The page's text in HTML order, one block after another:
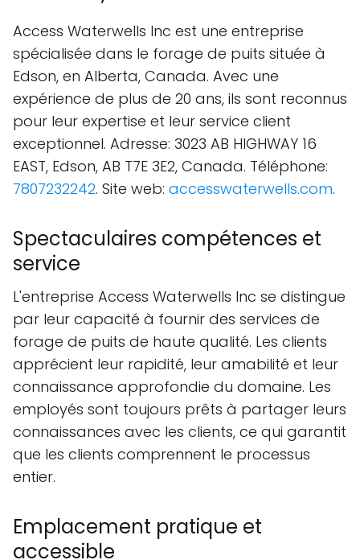
Access Waterwells Inc est une entreprise
spécialisée dans le forage de puits située à
Edson, en Alberta, Canada. Avec une
expérience de plus de 20 ans, ils sont reconnus
pour leur expertise et leur service client
exceptionnel. Adresse: 3023 AB HIGHWAY 16
EAST, Edson, AB T7E 3E2, Canada. Téléphone:
7807232242. Site web: accesswaterwells.com.
Spectaculaires compétences et
service
L'entreprise Access Waterwells Inc se distingue
par leur capacité à fournir des services de
forage de puits de haute qualité. Les clients
apprécient leur rapidité, leur amabilité et leur
connaissance approfondie du domaine. Les
employés sont toujours prêts à partager leurs
connaissances avec les clients, ce qui garantit
que les clients comprennent le processus
entier.
Emplacement pratique et
accessible